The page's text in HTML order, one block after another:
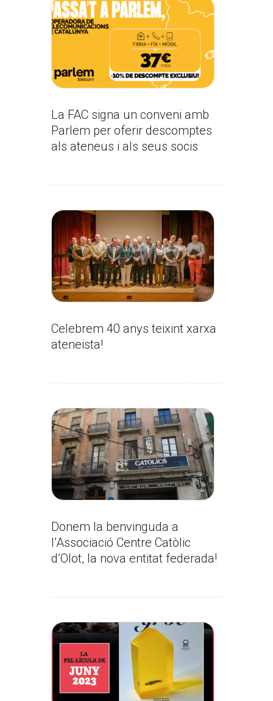
La FAC signa un conveni amb
Parlem per oferir descomptes
als ateneus i als seus socis
Celebrem 40 anys teixint xarxa
ateneista!
Donem la benvinguda a
l’Associació Centre Catòlic
d’Olot, la nova entitat federada!